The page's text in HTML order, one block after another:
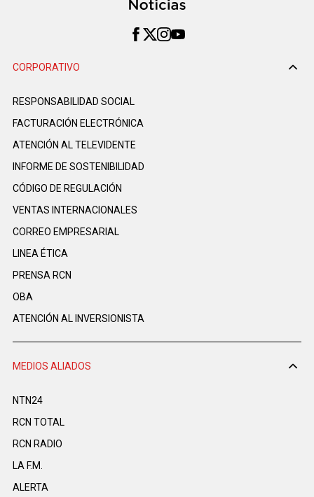
CORPORATIVO
RESPONSABILIDAD SOCIAL
FACTURACIÓN ELECTRÓNICA
ATENCIÓN AL TELEVIDENTE
INFORME DE SOSTENIBILIDAD
CÓDIGO DE REGULACIÓN
VENTAS INTERNACIONALES
CORREO EMPRESARIAL
LINEA ÉTICA
PRENSA RCN
OBA
ATENCIÓN AL INVERSIONISTA
MEDIOS ALIADOS
NTN24
RCN TOTAL
RCN RADIO
LA F.M.
ALERTA